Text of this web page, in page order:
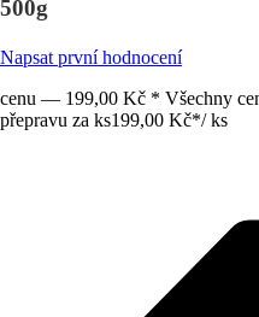
500g
Napsat první hodnocení
cenu — 199,00 Kč * Všechny
přepravu za ks199,00 Kč*/ ks